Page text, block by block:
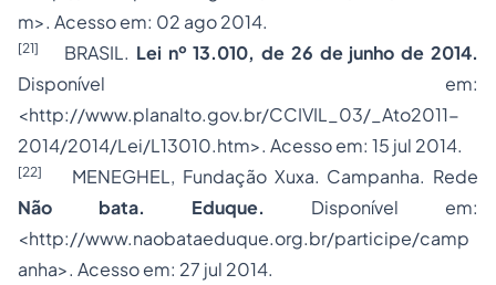
m>. Acesso em: 02 ago 2014.
[21] BRASIL. Lei nº 13.010, de 26 de junho de 2014.
Disponível em:
<http://www.planalto.gov.br/CCIVIL_03/_Ato2011-
2014/2014/Lei/L13010.htm>. Acesso em: 15 jul 2014.
[22]
MENEGHEL, Fundação Xuxa. Campanha. Rede
Não bata. Eduque. Disponível em:
<http://www.naobataeduque.org.br/participe/camp
anha>. Acesso em: 27 jul 2014.